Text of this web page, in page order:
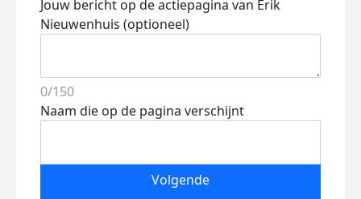
Jouw bericht op de actiepagina van Erik
Nieuwenhuis (optioneel)
0/150
Naam die op de pagina verschijnt
Volgende